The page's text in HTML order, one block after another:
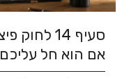
סעיף 14
אם הוא חל